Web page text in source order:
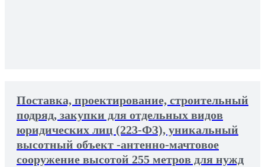
Поставка, проектирование, строительный
подряд, закупки для отдельных видов
юридических лиц (223-ФЗ), уникальный
высотный объект -антенно-мачтовое
сооружение высотой 255 метров для нужд